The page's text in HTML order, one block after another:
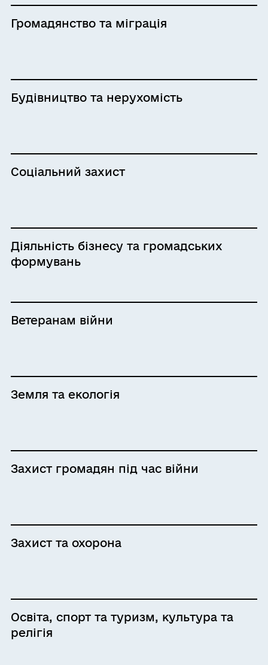
Громадянство та міграція
Будівництво та нерухомість
Соціальний захист
Діяльність бізнесу та громадських
формувань
Ветеранам війни
Земля та екологія
Захист громадян під час війни
Захист та охорона
Освіта, спорт та туризм, культура та
релігія